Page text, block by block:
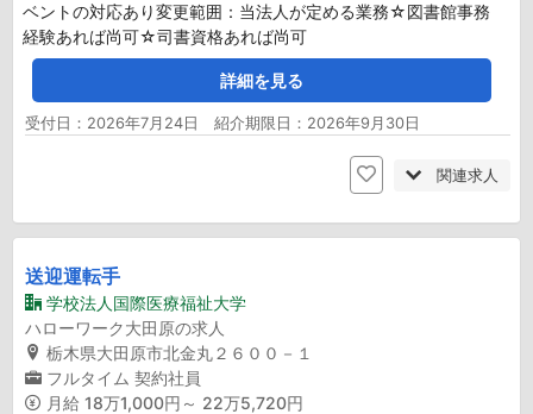
ベントの対応あり変更範囲：当法人が定める業務☆図書館事務
経験あれば尚可☆司書資格あれば尚可
詳細を見る
受付日：2026年7月24日 紹介期限日：2026年9月30日
関連求人
送迎運転手
学校法人国際医療福祉大学
ハローワーク大田原の求人
栃木県大田原市北金丸２６００－１
フルタイム 契約社員
月給 18万1,000円～ 22万5,720円